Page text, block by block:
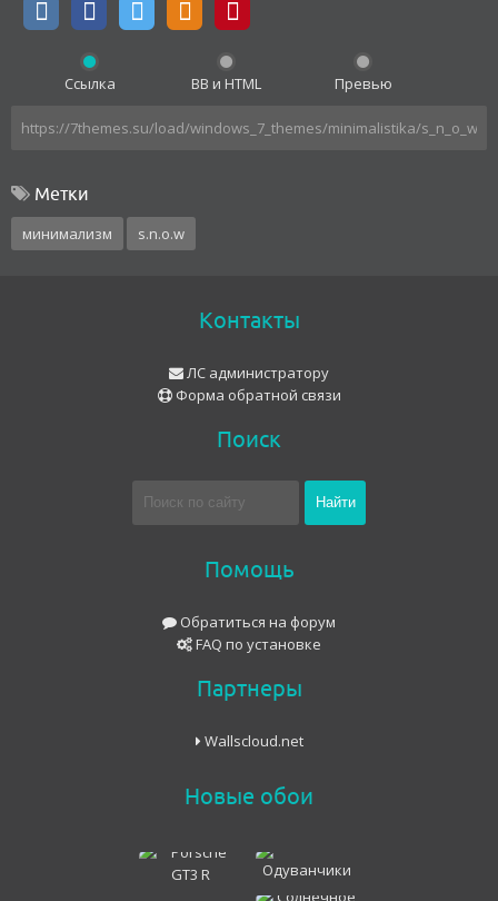
Ссылка BB и HTML Превью
Метки
минимализм s.n.o.w
Контакты
ЛС администратору
Форма обратной связи
Поиск
Помощь
Обратиться на форум
FAQ по установке
Партнеры
Wallscloud.net
Новые обои